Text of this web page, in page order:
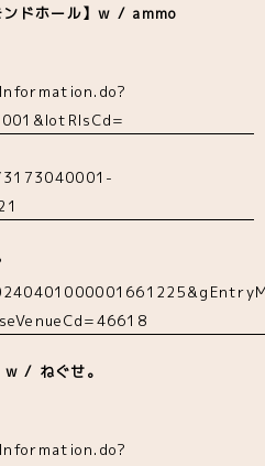
ンドホール】w / ammo
/ ねぐせ。